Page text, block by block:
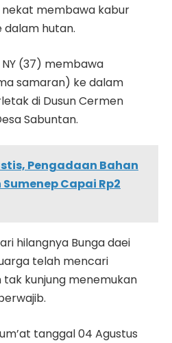
nekat membawa kabur
dalam hutan.
(37) membawa
samaran) ke dalam
di Dusun Cermen
Sabuntan.
Pengadaan Bahan
Capai Rp2
hilangnya Bunga daei
telah mencari
kunjung menemukan
tanggal 04 Agustus